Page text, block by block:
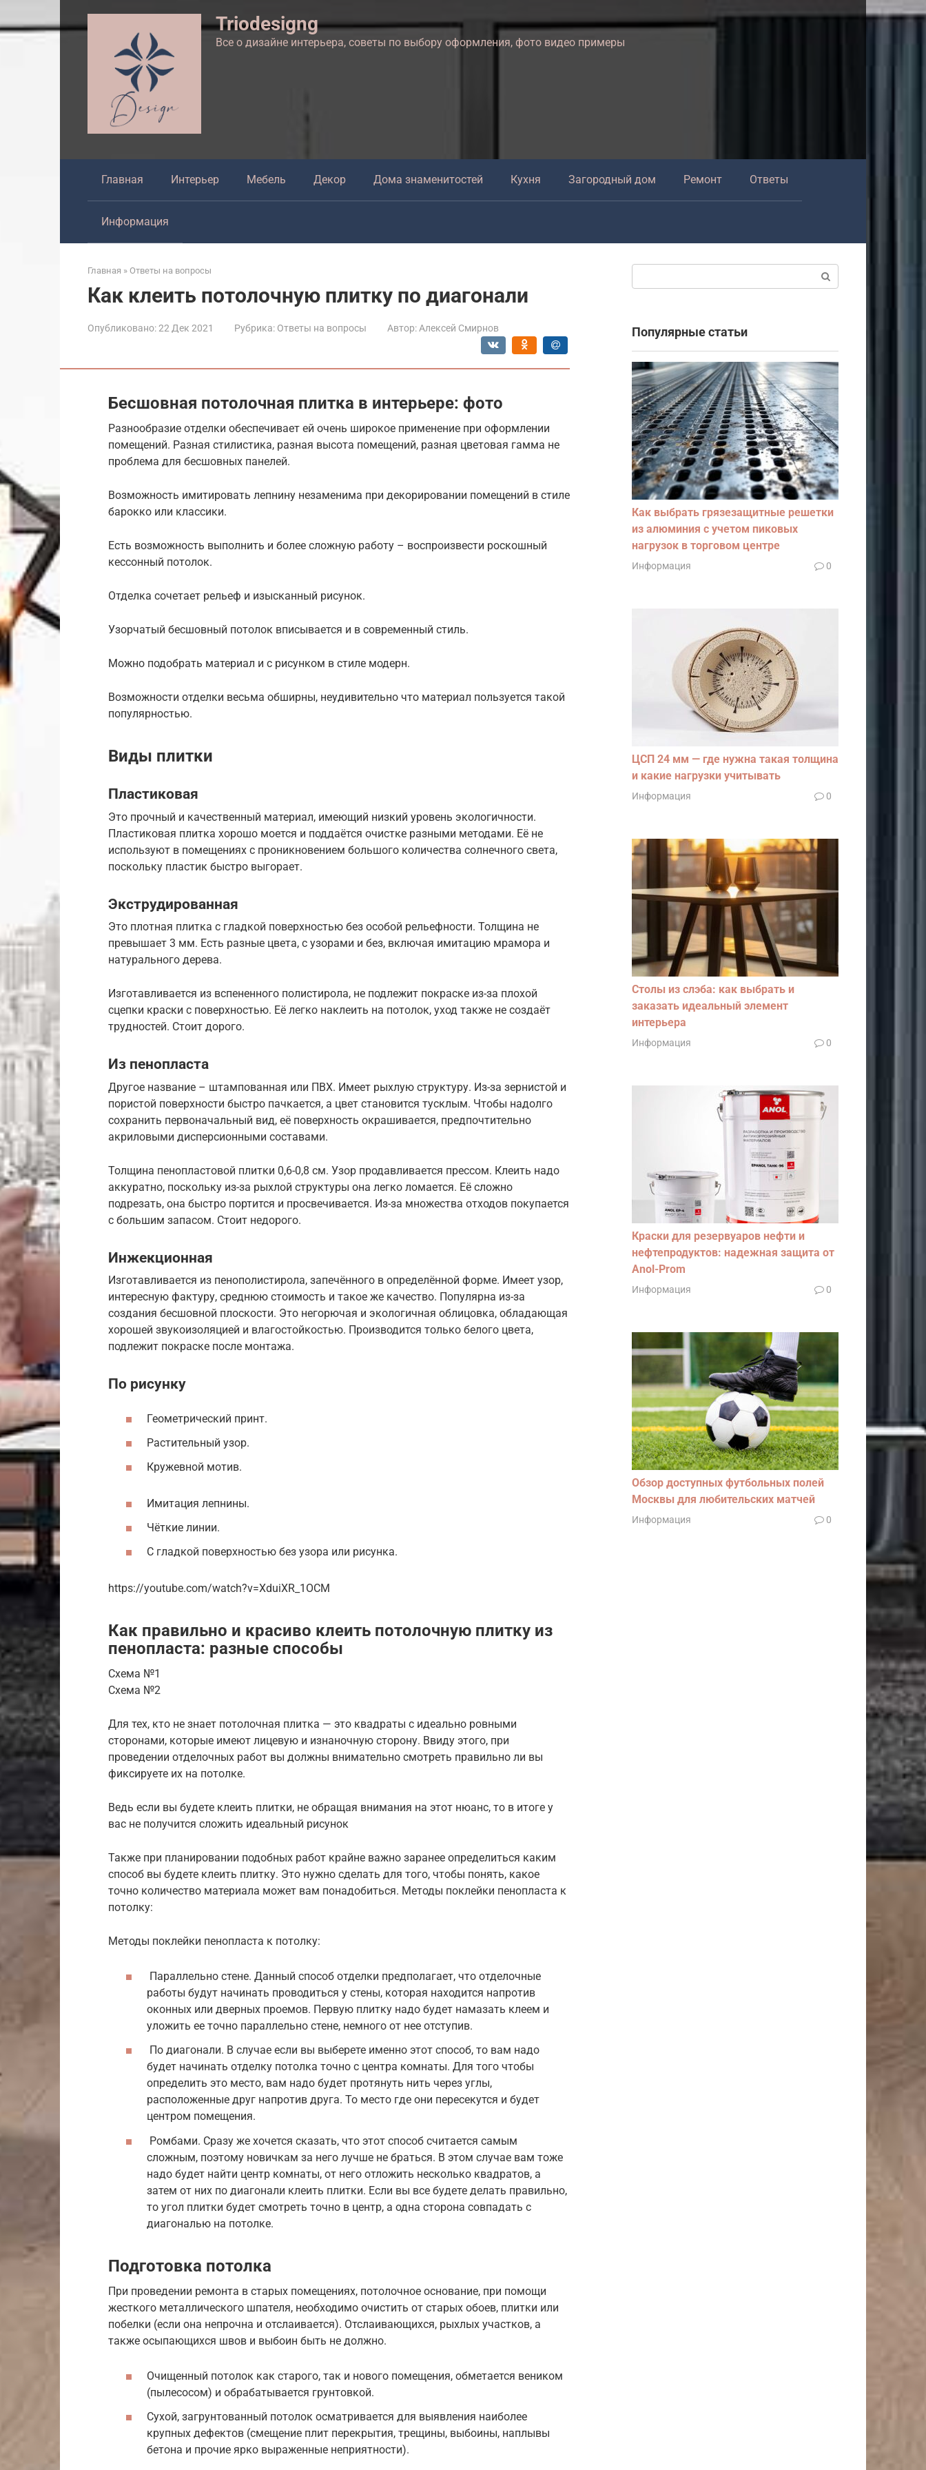
к
Triodesigng
Все о дизайне интерьера, советы по выбору оформления, фото видео примеры
Главная Интерьер Мебель Декор Дома знаменитостей Кухня Загородный дом Ремонт Ответы
Информация
Главная » Ответы на вопросы
Как клеить потолочную плитку по диагонали
Опубликовано:22 Дек 2021 Рубрика: Ответы на вопросы Автор: Алексей Смирнов
Бесшовная потолочная плитка в интерьере: фото
Разнообразие отделки обеспечивает ей очень широкое применение при оформлении
помещений. Разная стилистика, разная высота помещений, разная цветовая гамма не
проблема для бесшовных панелей.
Возможность имитировать лепнину незаменима при декорировании помещений в стиле
барокко или классики.
Есть возможность выполнить и более сложную работу – воспроизвести роскошный
кессонный потолок.
Отделка сочетает рельеф и изысканный рисунок.
Узорчатый бесшовный потолок вписывается и в современный стиль.
Можно подобрать материал и с рисунком в стиле модерн.
Возможности отделки весьма обширны, неудивительно что материал пользуется такой
популярностью.
Виды плитки
Пластиковая
Это прочный и качественный материал, имеющий низкий уровень экологичности.
Пластиковая плитка хорошо моется и поддаётся очистке разными методами. Её не
используют в помещениях с проникновением большого количества солнечного света,
поскольку пластик быстро выгорает.
Экструдированная
Это плотная плитка с гладкой поверхностью без особой рельефности. Толщина не
превышает 3 мм. Есть разные цвета, с узорами и без, включая имитацию мрамора и
натурального дерева.
Изготавливается из вспененного полистирола, не подлежит покраске из-за плохой
сцепки краски с поверхностью. Её легко наклеить на потолок, уход также не создаёт
трудностей. Стоит дорого.
Из пенопласта
Другое название – штампованная или ПВХ. Имеет рыхлую структуру. Из-за зернистой и
пористой поверхности быстро пачкается, а цвет становится тусклым. Чтобы надолго
сохранить первоначальный вид, её поверхность окрашивается, предпочтительно
акриловыми дисперсионными составами.
Толщина пенопластовой плитки 0,6-0,8 см. Узор продавливается прессом. Клеить надо
аккуратно, поскольку из-за рыхлой структуры она легко ломается. Её сложно
подрезать, она быстро портится и просвечивается. Из-за множества отходов покупается
с большим запасом. Стоит недорого.
Инжекционная
Изготавливается из пенополистирола, запечённого в определённой форме. Имеет узор,
интересную фактуру, среднюю стоимость и такое же качество. Популярна из-за
создания бесшовной плоскости. Это негорючая и экологичная облицовка, обладающая
хорошей звукоизоляцией и влагостойкостью. Производится только белого цвета,
подлежит покраске после монтажа.
По рисунку
Геометрический принт.
Растительный узор.
Кружевной мотив.
Имитация лепнины.
Чёткие линии.
С гладкой поверхностью без узора или рисунка.
https://youtube.com/watch?v=XduiXR_1OCM
Как правильно и красиво клеить потолочную плитку из
пенопласта: разные способы
Схема №1
Схема №2
Для тех, кто не знает потолочная плитка — это квадраты с идеально ровными
сторонами, которые имеют лицевую и изнаночную сторону. Ввиду этого, при
проведении отделочных работ вы должны внимательно смотреть правильно ли вы
фиксируете их на потолке.
Ведь если вы будете клеить плитки, не обращая внимания на этот нюанс, то в итоге у
вас не получится сложить идеальный рисунок
Также при планировании подобных работ крайне важно заранее определиться каким
способ вы будете клеить плитку. Это нужно сделать для того, чтобы понять, какое
точно количество материала может вам понадобиться. Методы поклейки пенопласта к
потолку:
Методы поклейки пенопласта к потолку:
Параллельно стене. Данный способ отделки предполагает, что отделочные
работы будут начинать проводиться у стены, которая находится напротив
оконных или дверных проемов. Первую плитку надо будет намазать клеем и
уложить ее точно параллельно стене, немного от нее отступив.
По диагонали. В случае если вы выберете именно этот способ, то вам надо
будет начинать отделку потолка точно с центра комнаты. Для того чтобы
определить это место, вам надо будет протянуть нить через углы,
расположенные друг напротив друга. То место где они пересекутся и будет
центром помещения.
Ромбами. Сразу же хочется сказать, что этот способ считается самым
сложным, поэтому новичкам за него лучше не браться. В этом случае вам тоже
надо будет найти центр комнаты, от него отложить несколько квадратов, а
затем от них по диагонали клеить плитки. Если вы все будете делать правильно,
то угол плитки будет смотреть точно в центр, а одна сторона совпадать с
диагональю на потолке.
Подготовка потолка
При проведении ремонта в старых помещениях, потолочное основание, при помощи
жесткого металлического шпателя, необходимо очистить от старых обоев, плитки или
побелки (если она непрочна и отслаивается). Отслаивающихся, рыхлых участков, а
также осыпающихся швов и выбоин быть не должно.
Очищенный потолок как старого, так и нового помещения, обметается веником
(пылесосом) и обрабатывается грунтовкой.
Сухой, загрунтованный потолок осматривается для выявления наиболее
крупных дефектов (смещение плит перекрытия, трещины, выбоины, наплывы
бетона и прочие ярко выраженные неприятности).
Популярные статьи
Как выбрать грязезащитные решетки
из алюминия с учетом пиковых
нагрузок в торговом центре
Информация 0
ЦСП 24 мм — где нужна такая толщина
и какие нагрузки учитывать
Информация 0
Столы из слэба: как выбрать и
заказать идеальный элемент
интерьера
Информация 0
Краски для резервуаров нефти и
нефтепродуктов: надежная защита от
Anol-Prom
Информация 0
Обзор доступных футбольных полей
Москвы для любительских матчей
Информация 0